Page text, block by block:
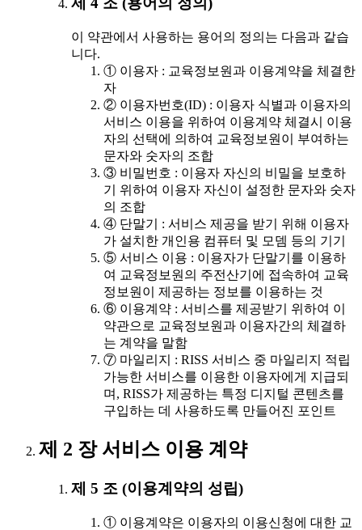
이 약관에서 사용하는 용어의 정의는 다음과 같습
니다.
① 이용자 : 교육정보원과 이용계약을 체결한
자
② 이용자번호(ID) : 이용자 식별과 이용자의
서비스 이용을 위하여 이용계약 체결시 이용
자의 선택에 의하여 교육정보원이 부여하는
문자와 숫자의 조합
③ 비밀번호 : 이용자 자신의 비밀을 보호하
기 위하여 이용자 자신이 설정한 문자와 숫자
의 조합
④ 단말기 : 서비스 제공을 받기 위해 이용자
가 설치한 개인용 컴퓨터 및 모뎀 등의 기기
⑤ 서비스 이용 : 이용자가 단말기를 이용하
여 교육정보원의 주전산기에 접속하여 교육
정보원이 제공하는 정보를 이용하는 것
⑥ 이용계약 : 서비스를 제공받기 위하여 이
약관으로 교육정보원과 이용자간의 체결하
는 계약을 말함
⑦ 마일리지 : RISS 서비스 중 마일리지 적립
가능한 서비스를 이용한 이용자에게 지급되
며, RISS가 제공하는 특정 디지털 콘텐츠를
구입하는 데 사용하도록 만들어진 포인트
제 2 장 서비스 이용 계약
제 5 조 (이용계약의 성립)
① 이용계약은 이용자의 이용신청에 대한 교